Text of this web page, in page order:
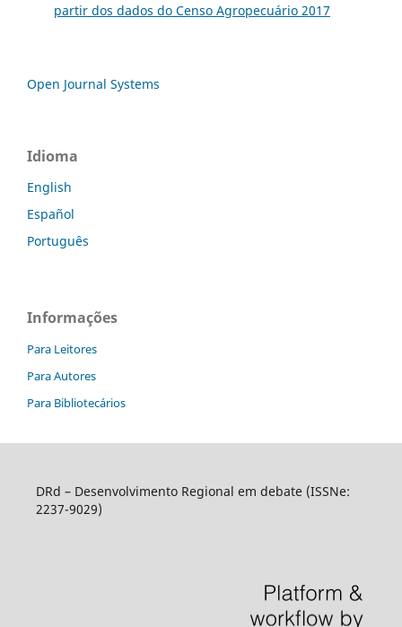
partir dos dados do Censo Agropecuário 2017
Open Journal Systems
Idioma
English
Español
Português
Informações
Para Leitores
Para Autores
Para Bibliotecários
DRd – Desenvolvimento Regional em debate (ISSNe:
2237-9029)